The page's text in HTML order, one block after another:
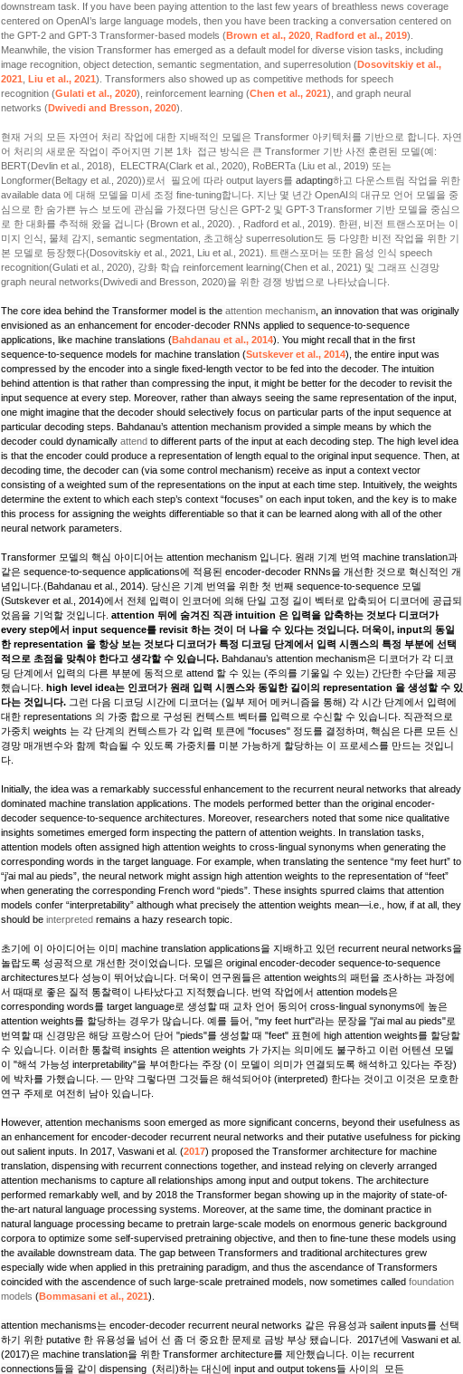
downstream task. If you have been paying attention to the last few years of breathless news coverage
centered on OpenAI’s large language models, then you have been tracking a conversation centered on
the GPT-2 and GPT-3 Transformer-based models (Brown et al., 2020 Radford et al., 2019)
Meanwhile, the vision Transformer has emerged as a default model for diverse vision tasks, including
image recognition, object detection, semantic segmentation, and superresolution (Dosovitskiy et al.,
2021 Liu et al., 2021) . Transformers also showed up as competitive methods for speech
recognition (Gulati et al., 2020) , reinforcement learning (Chen et al., 2021) , and graph neural
networks (Dwivedi and Bresson, 2020)
현재 거의 모든 자연어 처리 작업에 대한 지배적인 모델은 Transformer 아키텍처를 기반으로 합니다. 자연
어 처리의 새로운 작업이 주어지면 기본 1차 접근 방식은 큰 Transformer 기반 사전 훈련된 모델(예:
BERT(Devlin et al., 2018), ELECTRA(Clark et al., 2020), RoBERTa (Liu et al., 2019) 또는
Longformer(Beltagy et al., 2020))로서 필요에 따라 output layers를 adapting하고 다운스트림 작업을 위한
available data 에 대해 모델을 미세 조정 fine-tuning합니다. 지난 몇 년간 OpenAI의 대규모 언어 모델을 중
심으로 한 숨가쁜 뉴스 보도에 관심을 가졌다면 당신은 GPT-2 및 GPT-3 Transformer 기반 모델을 중심으
로 한 대화를 추적해 왔을 겁니다 (Brown et al., 2020). , Radford et al., 2019). 한편, 비전 트랜스포머는 이
미지 인식, 물체 감지, semantic segmentation, 초고해상 superresolution도 등 다양한 비전 작업을 위한 기
본 모델로 등장했다(Dosovitskiy et al., 2021, Liu et al., 2021). 트랜스포머는 또한 음성 인식 speech
recognition(Gulati et al., 2020), 강화 학습 reinforcement learning(Chen et al., 2021) 및 그래프 신경망
graph neural networks(Dwivedi and Bresson, 2020)을 위한 경쟁 방법으로 나타났습니다.
The core idea behind the Transformer model is the attention mechanism , an innovation that was originally
envisioned as an enhancement for encoder-decoder RNNs applied to sequence-to-sequence
applications, like machine translations (Bahdanau et al., 2014) . You might recall that in the first
sequence-to-sequence models for machine translation (Sutskever et al., 2014) , the entire input was
compressed by the encoder into a single fixed-length vector to be fed into the decoder. The intuition
behind attention is that rather than compressing the input, it might be better for the decoder to revisit the
input sequence at every step. Moreover, rather than always seeing the same representation of the input,
one might imagine that the decoder should selectively focus on particular parts of the input sequence at
particular decoding steps. Bahdanau’s attention mechanism provided a simple means by which the
decoder could dynamically attend to different parts of the input at each decoding step. The high level idea
is that the encoder could produce a representation of length equal to the original input sequence. Then, at
decoding time, the decoder can (via some control mechanism) receive as input a context vector
consisting of a weighted sum of the representations on the input at each time step. Intuitively, the weights
determine the extent to which each step’s context “focuses” on each input token, and the key is to make
this process for assigning the weights differentiable so that it can be learned along with all of the other
neural network parameters.
Transformer 모델의 핵심 아이디어는 attention mechanism 입니다. 원래 기계 번역 machine translation과
같은 sequence-to-sequence applications에 적용된 encoder-decoder RNNs을 개선한 것으로 혁신적인 개
념입니다.(Bahdanau et al., 2014). 당신은 기계 번역을 위한 첫 번째 sequence-to-sequence 모델
(Sutskever et al., 2014)에서 전체 입력이 인코더에 의해 단일 고정 길이 벡터로 압축되어 디코더에 공급되
었음을 기억할 것입니다. attention 뒤에 숨겨진 직관intuition 은 입력을 압축하는 것보다 디코더가
every step에서 input sequence를 revisit 하는 것이 더 나을 수 있다는 것입니다. 더욱이, input의 동일
한representation 을 항상 보는 것보다 디코더가 특정 디코딩 단계에서 입력 시퀀스의 특정 부분에 선택
적으로 초점을 맞춰야 한다고 생각할 수 있습니다. Bahdanau’s attention mechanism은 디코더가 각 디코
딩 단계에서 입력의 다른 부분에 동적으로 attend 할 수 있는 (주의를 기울일 수 있는) 간단한 수단을 제공
했습니다. high level idea는 인코더가 원래 입력 시퀀스와 동일한 길이의 representation 을 생성할 수 있
다는 것입니다. 그런 다음 디코딩 시간에 디코더는 (일부 제어 메커니즘을 통해) 각 시간 단계에서 입력에
대한 representations 의 가중 합으로 구성된 컨텍스트 벡터를 입력으로 수신할 수 있습니다. 직관적으로
가중치 weights 는 각 단계의 컨텍스트가 각 입력 토큰에 "focuses" 정도를 결정하며, 핵심은 다른 모든 신
경망 매개변수와 함께 학습될 수 있도록 가중치를 미분 가능하게 할당하는 이 프로세스를 만드는 것입니
다.
Initially, the idea was a remarkably successful enhancement to the recurrent neural networks that already
dominated machine translation applications. The models performed better than the original encoder-
decoder sequence-to-sequence architectures. Moreover, researchers noted that some nice qualitative
insights sometimes emerged form inspecting the pattern of attention weights. In translation tasks,
attention models often assigned high attention weights to cross-lingual synonyms when generating the
corresponding words in the target language. For example, when translating the sentence “my feet hurt” to
“j’ai mal au pieds”, the neural network might assign high attention weights to the representation of “feet”
when generating the corresponding French word “pieds”. These insights spurred claims that attention
models confer “interpretability” although what precisely the attention weights mean—i.e., how, if at all, they
should be interpreted remains a hazy research topic.
초기에 이 아이디어는 이미 machine translation applications을 지배하고 있던 recurrent neural networks을
놀랍도록 성공적으로 개선한 것이었습니다. 모델은 original encoder-decoder sequence-to-sequence
architectures 보다 성능이 뛰어났습니다. 더욱이 연구원들은 attention weights의 패턴을 조사하는 과정에
서 때때로 좋은 질적 통찰력이 나타났다고 지적했습니다. 번역 작업에서 attention models은
corresponding words를 target language로 생성할 때 교차 언어 동의어 cross-lingual synonyms에 높은
attention weights를 할당하는 경우가 많습니다. 예를 들어, "my feet hurt"라는 문장을 "j'ai mal au pieds"로
번역할 때 신경망은 해당 프랑스어 단어 "pieds"를 생성할 때 "feet" 표현에 high attention weights를 할당할
수 있습니다. 이러한 통찰력 insights 은 attention weights 가 가지는 의미에도 불구하고 이런 어텐션 모델
이 "해석 가능성 interpretability"을 부여한다는 주장 (이 모델이 의미가 연결되도록 해석하고 있다는 주장)
에 박차를 가했습니다. — 만약 그렇다면 그것들은 해석되어야 (interpreted) 한다는 것이고 이것은 모호한
연구 주제로 여전히 남아 있습니다.
However, attention mechanisms soon emerged as more significant concerns, beyond their usefulness as
an enhancement for encoder-decoder recurrent neural networks and their putative usefulness for picking
out salient inputs. In 2017, Vaswani et al. (2017) proposed the Transformer architecture for machine
translation, dispensing with recurrent connections together, and instead relying on cleverly arranged
attention mechanisms to capture all relationships among input and output tokens. The architecture
performed remarkably well, and by 2018 the Transformer began showing up in the majority of state-of-
the-art natural language processing systems. Moreover, at the same time, the dominant practice in
natural language processing became to pretrain large-scale models on enormous generic background
corpora to optimize some self-supervised pretraining objective, and then to fine-tune these models using
the available downstream data. The gap between Transformers and traditional architectures grew
especially wide when applied in this pretraining paradigm, and thus the ascendance of Transformers
coincided with the ascendence of such large-scale pretrained models, now sometimes called foundation
models (Bommasani et al., 2021)
attention mechanisms는 encoder-decoder recurrent neural networks 같은 유용성과 sailent inputs를 선택
하기 위한 putative 한 유용성을 넘어 선 좀 더 중요한 문제로 금방 부상 됐습니다. 2017년에 Vaswani et al.
(2017)은 machine translation을 위한 Transformer architecture를 제안했습니다. 이는 recurrent
connections들을 같이 dispensing (처리)하는 대신에 input and output tokens들 사이의 모든